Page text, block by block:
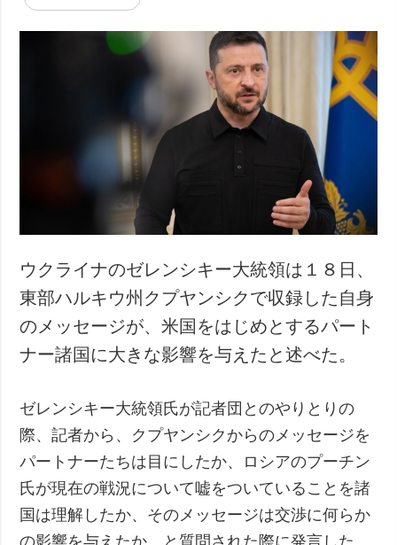
ウクライナのゼレンシキー大統領は１８日、
東部ハルキウ州クプヤンシクで収録した自身
のメッセージが、米国をはじめとするパート
ナー諸国に大きな影響を与えたと述べた。
ゼレンシキー大統領氏が記者団とのやりとりの
際、記者から、クプヤンシクからのメッセージを
パートナーたちは目にしたか、ロシアのプーチン
氏が現在の戦況について嘘をついていることを諸
国は理解したか、そのメッセージは交渉に何らか